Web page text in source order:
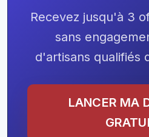
Recevez jusqu'à 3
sans
d'artisans qualifiés
LANCER MA